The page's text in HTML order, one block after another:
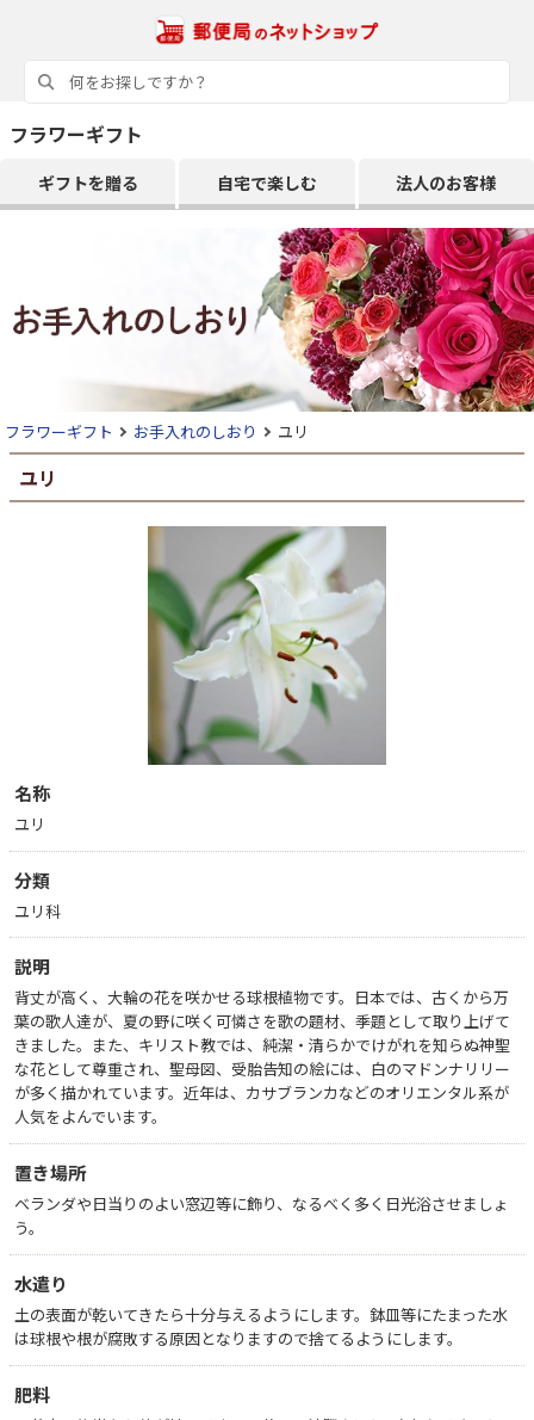
フラワーギフト
ギフトを贈る 自宅で楽しむ 法人のお客様
フラワーギフト お手入れのしおり ユリ
ユリ
名称
ユリ
分類
ユリ科
説明
背丈が高く、大輪の花を咲かせる球根植物です。日本では、古くから万
葉の歌人達が、夏の野に咲く可憐さを歌の題材、季題として取り上げて
きました。また、キリスト教では、純潔・清らかでけがれを知らぬ神聖
な花として尊重され、聖母図、受胎告知の絵には、白のマドンナリリー
が多く描かれています。近年は、カサブランカなどのオリエンタル系が
人気をよんでいます。
置き場所
ベランダや日当りのよい窓辺等に飾り、なるべく多く日光浴させましょ
う。
水遣り
土の表面が乾いてきたら十分与えるようにします。鉢皿等にたまった水
は球根や根が腐敗する原因となりますので捨てるようにします。
肥料